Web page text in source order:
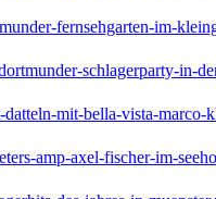
fernsehgarten-im-
schlagerparty-in-
mit-bella-vista-marco-
amp-axel-fischer-im-